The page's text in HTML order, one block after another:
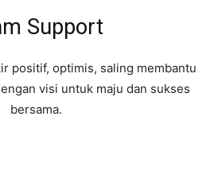
Support
positif, optimis, saling membantu
visi untuk maju dan sukses
bersama.